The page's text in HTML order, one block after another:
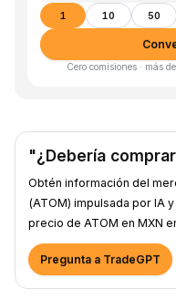
1 10 50
Cero comisiones · más
"¿Debería
Obtén información del
(ATOM) impulsada por IA
precio de ATOM en MXN
Pregunta a TradeGPT